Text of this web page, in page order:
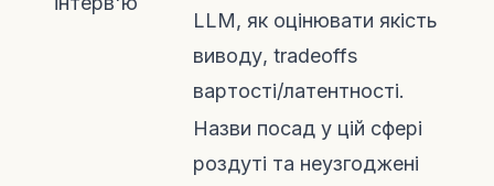
LLM, як оцінювати якість
виводу, tradeoffs
вартості/латентності.
Назви посад у цій сфері
роздуті та неузгоджені